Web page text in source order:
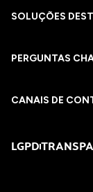
SOLUÇÕES
PERGUNTAS
CANAIS DE
LGPD